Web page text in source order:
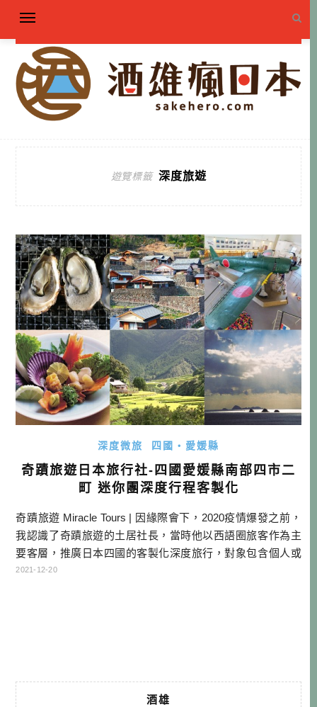
遊覽標籤 深度旅遊
深度微旅 四國・愛媛縣
奇蹟旅遊日本旅行社-四國愛媛縣南部四市二
町 迷你團深度行程客製化
奇蹟旅遊 Miracle Tours | 因緣際會下，2020疫情爆發之前，
我認識了奇蹟旅遊的土居社長，當時他以西語圈旅客作為主
要客層，推廣日本四國的客製化深度旅行，對象包含個人或
大小團體。雖然我還沒有機會實際造訪當地，就遇到了疫情
2021-12-20
酒雄